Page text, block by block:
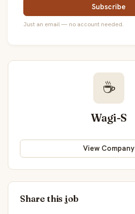
Subscribe
Just an email — no account needed.
☕
Wagi-S
View Company
Share this job